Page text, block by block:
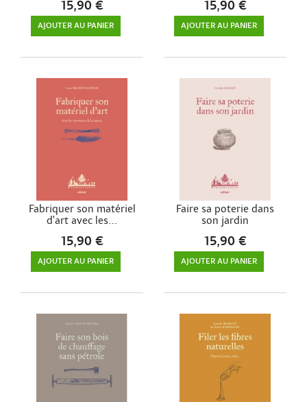
15,90 €
AJOUTER AU PANIER
15,90 €
AJOUTER AU PANIER
Fabriquer son matériel
d'art avec les...
15,90 €
AJOUTER AU PANIER
Faire sa poterie dans
son jardin
15,90 €
AJOUTER AU PANIER